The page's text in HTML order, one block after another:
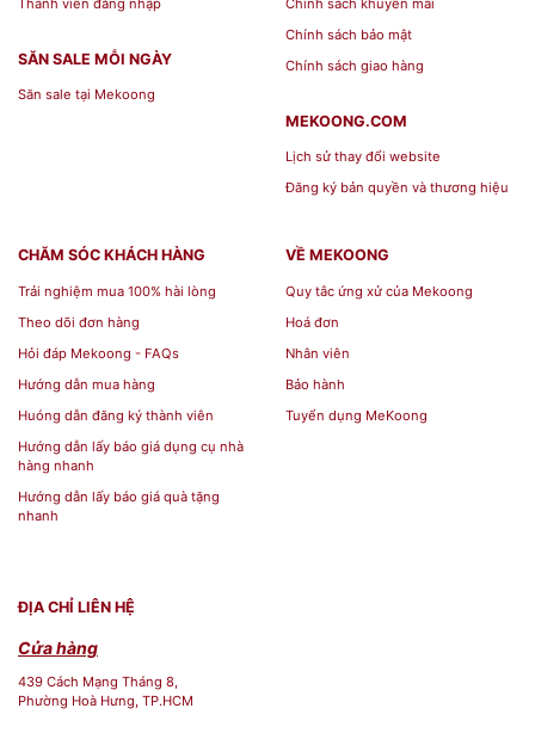
không gian bếp, bàn ăn.
Mua sản phẩm tại:
Địa chỉ: 76 Nguyễn Giản Thanh,
phường 15, quận 10, Tp.HCM
Website:
mekoong.com
SĂN SALE MỖI NGÀY
Săn sale tại Mekoong
Chính sách bảo mật
Chính sách giao hàng
MEKOONG.COM
Lịch sử thay đổi website
Đăng ký bản quyền và thương hiệu
CHĂM SÓC KHÁCH HÀNG
Trải nghiệm mua 100% hài lòng
Theo dõi đơn hàng
Hỏi đáp Mekoong - FAQs
Hướng dẫn mua hàng
Huóng dẫn đăng ký thành viên
Hướng dẫn lấy báo giá dụng cụ nhà
hàng nhanh
Hướng dẫn lấy báo giá quà tặng
nhanh
VỀ MEKOONG
Quy tắc ứng xử của Mekoong
Hoá đơn
Nhân viên
Bảo hành
Tuyển dụng MeKoong
ĐỊA CHỈ LIÊN HỆ
Cửa hàng
439 Cách Mạng Tháng 8,
Phường Hoà Hưng, TP.HCM